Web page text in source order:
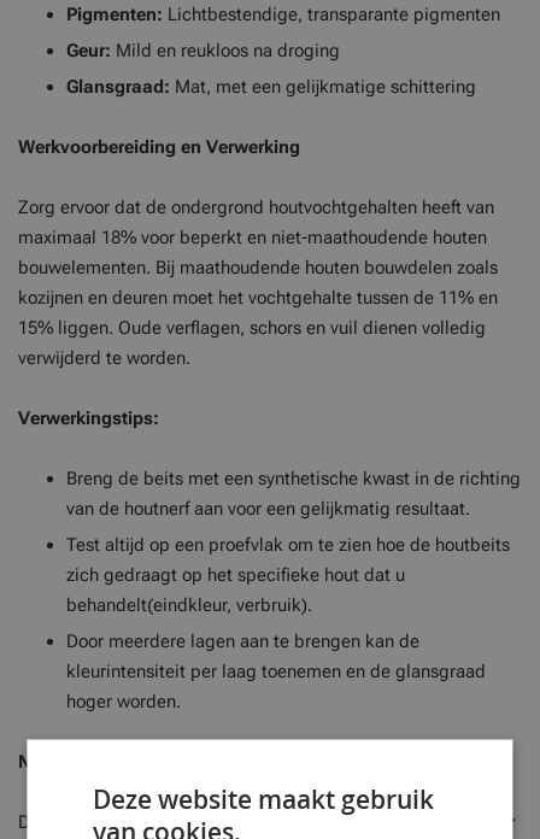
Pigmenten: Lichtbestendige, transparante pigmenten
Geur: Mild en reukloos na droging
Glansgraad: Mat, met een gelijkmatige schittering
Werkvoorbereiding en Verwerking
Zorg ervoor dat de ondergrond houtvochtgehalten heeft van
maximaal 18% voor beperkt en niet-maathoudende houten
bouwelementen. Bij maathoudende houten bouwdelen zoals
kozijnen en deuren moet het vochtgehalte tussen de 11% en
15% liggen. Oude verflagen, schors en vuil dienen volledig
verwijderd te worden.
Verwerkingstips:
Breng de beits met een synthetische kwast in de richting
van de houtnerf aan voor een gelijkmatig resultaat.
Test altijd op een proefvlak om te zien hoe de houtbeits
zich gedraagt op het specifieke hout dat u
behandelt(eindkleur, verbruik).
Door meerdere lagen aan te brengen kan de
kleurintensiteit per laag toenemen en de glansgraad
hoger worden.
Nabehandeling en Onderhoud
Dankzij de duurzame samenstelling van
Remmers HK-Lazuur
Deze website maakt gebruik
van cookies.